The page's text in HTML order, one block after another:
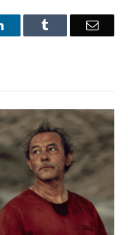
LinkedIn Email